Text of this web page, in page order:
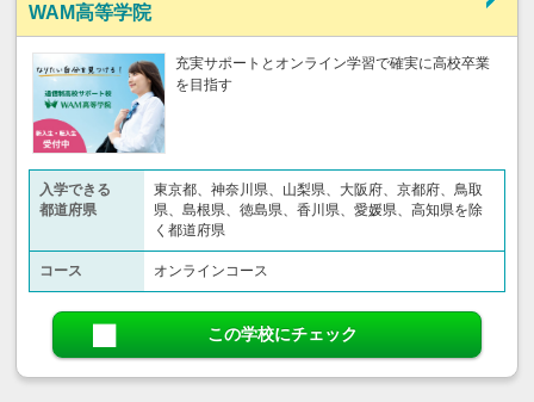
WAM高等学院
充実サポートとオンライン学習で確実に高校卒業
を目指す
入学できる
都道府県
東京都、神奈川県、山梨県、大阪府、京都府、鳥取
県、島根県、徳島県、香川県、愛媛県、高知県を除
く都道府県
コース オンラインコース
この学校にチェック